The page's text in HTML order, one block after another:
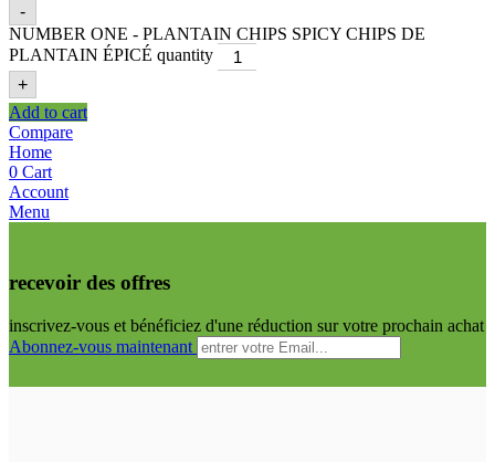
-
NUMBER ONE - PLANTAIN CHIPS SPICY CHIPS DE
PLANTAIN ÉPICÉ quantity
+
Add to cart
Compare
Home
0 Cart
Account
Menu
recevoir des offres
inscrivez-vous et bénéficiez d'une réduction sur votre prochain achat
Abonnez-vous maintenant